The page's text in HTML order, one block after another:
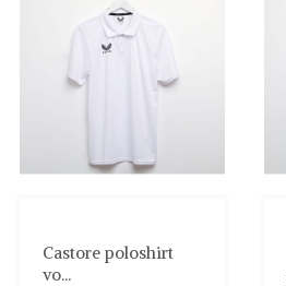
Castore poloshirt
vo...